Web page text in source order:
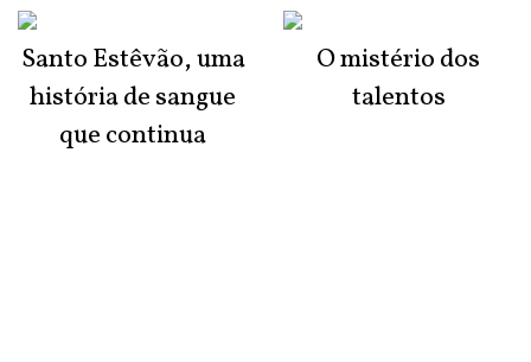
Santo Estêvão, uma
história de sangue
que continua
O mistério dos
talentos